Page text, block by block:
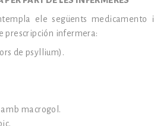
ele següents medicamento i
prescripción infermera:
de psyllium).
macrogol.